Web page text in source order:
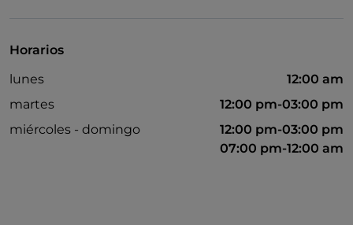
Horarios
lunes
12:00 am
martes
12:00 pm-03:00 pm
miércoles - domingo
12:00 pm-03:00 pm
07:00 pm-12:00 am